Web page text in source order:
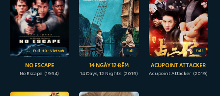
Full HD - Vietsub
NO ESCAPE
No Escape (1994)
Full
14 NGÀY 12 ĐÊM
14 Days, 12 Nights (2019)
Full
ACUPOINT ATTACKER
Acupoint Attacker (2019)